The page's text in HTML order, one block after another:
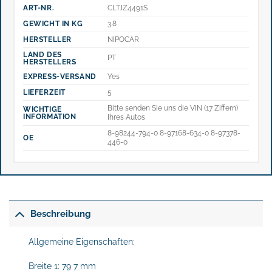
ART-NR.
CLT.IZ4491S
GEWICHT IN KG
3.8
HERSTELLER
NIPOCAR
LAND DES
HERSTELLERS
PT
EXPRESS-VERSAND
Yes
LIEFERZEIT
5
WICHTIGE
INFORMATION
Bitte senden Sie uns die VIN (17 Ziffern)
Ihres Autos
OE
8-98244-794-0 8-97168-634-0 8-97378-
446-0
Beschreibung
Allgemeine Eigenschaften:
Breite 1: 79 7 mm